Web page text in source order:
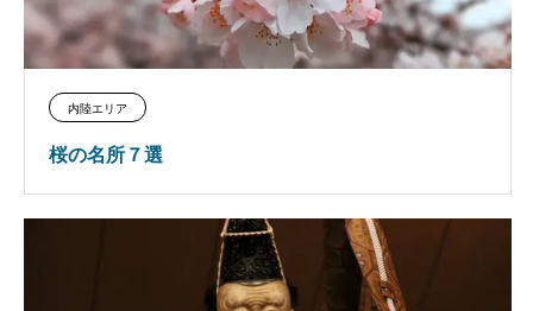
内陸エリア
桜の名所７選